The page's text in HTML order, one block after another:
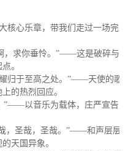
核心乐章，带我们走过一场完整
，求你垂怜。”——这是破碎与
。
归于至高之处。”——天使的歌
的热烈回应。
”——以音乐为载体，庄严宣告历
，圣哉，圣哉。”——和声层层
天国异象。